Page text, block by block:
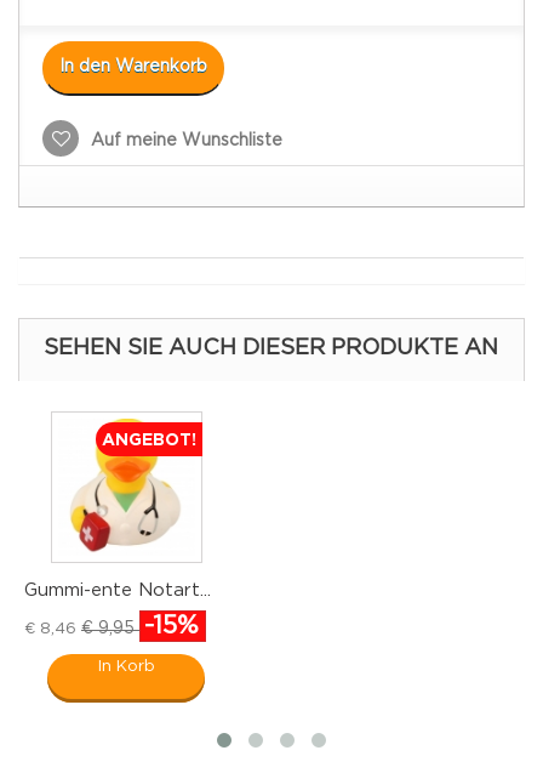
In den Warenkorb
Auf meine Wunschliste
SEHEN SIE AUCH DIESER PRODUKTE AN
ANGEBOT!
Gummi-ente Notart...
€ 8,46 € 9,95 -15%
In Korb